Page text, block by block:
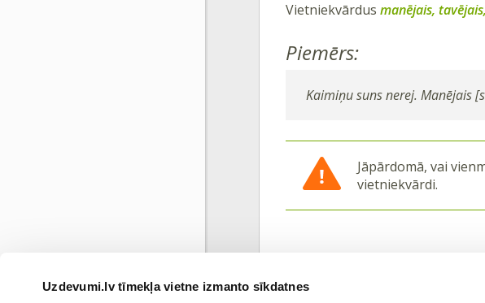
Uzdevumi.lv tīmekļa vietne izmanto sīkdatnes
Vietniekvārdus manējais,
Piemērs:
Kaimiņu suns nerej. Manējais
Jāpārdomā, vai
vietniekvārdi.